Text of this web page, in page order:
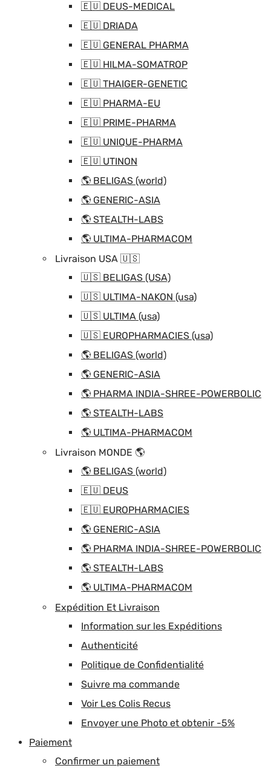
🇪🇺 DEUS-MEDICAL
🇪🇺 DRIADA
🇪🇺 GENERAL PHARMA
🇪🇺 HILMA-SOMATROP
🇪🇺 THAIGER-GENETIC
🇪🇺 PHARMA-EU
🇪🇺 PRIME-PHARMA
🇪🇺 UNIQUE-PHARMA
🇪🇺 UTINON
🌎 BELIGAS (world)
🌎 GENERIC-ASIA
🌎 STEALTH-LABS
🌎 ULTIMA-PHARMACOM
Livraison USA 🇺🇸
🇺🇸 BELIGAS (USA)
🇺🇸 ULTIMA-NAKON (usa)
🇺🇸 ULTIMA (usa)
🇺🇸 EUROPHARMACIES (usa)
🌎 BELIGAS (world)
🌎 GENERIC-ASIA
🌎 PHARMA INDIA-SHREE-POWERBOLIC
🌎 STEALTH-LABS
🌎 ULTIMA-PHARMACOM
Livraison MONDE 🌎
🌎 BELIGAS (world)
🇪🇺 DEUS
🇪🇺 EUROPHARMACIES
🌎 GENERIC-ASIA
🌎 PHARMA INDIA-SHREE-POWERBOLIC
🌎 STEALTH-LABS
🌎 ULTIMA-PHARMACOM
Expédition Et Livraison
Information sur les Expéditions
Authenticité
Politique de Confidentialité
Suivre ma commande
Voir Les Colis Recus
Envoyer une Photo et obtenir -5%
Paiement
Confirmer un paiement